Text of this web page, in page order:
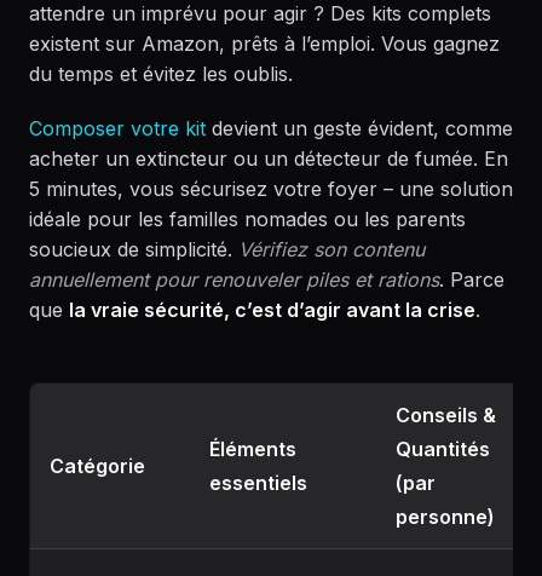
attendre un imprévu pour agir ? Des kits complets
existent sur Amazon, prêts à l’emploi. Vous gagnez
du temps et évitez les oublis.
Composer votre kit devient un geste évident, comme
acheter un extincteur ou un détecteur de fumée. En
5 minutes, vous sécurisez votre foyer – une solution
idéale pour les familles nomades ou les parents
soucieux de simplicité. Vérifiez son contenu
annuellement pour renouveler piles et rations. Parce
que la vraie sécurité, c’est d’agir avant la crise.
Catégorie
Éléments
essentiels
Conseils &
Quantités
(par
personne)